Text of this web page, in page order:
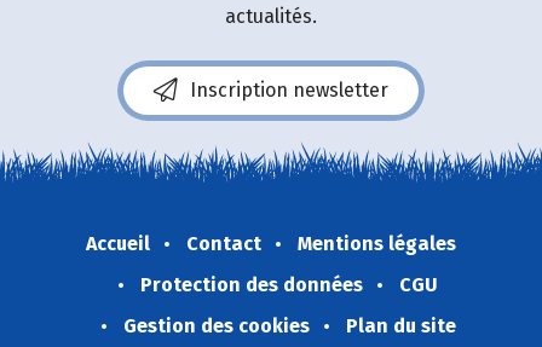
actualités.
Inscription newsletter
Accueil Contact
Mentions légales
Protection des données
CGU
Gestion des cookies
Plan du site